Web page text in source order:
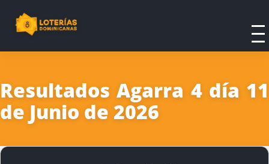
Resultados Agarra 4 día 11
de Junio de 2026